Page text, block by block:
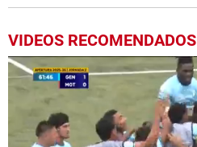
VIDEOS RECOMENDADOS